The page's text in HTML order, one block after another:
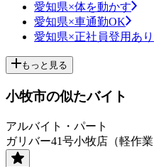
愛知県×体を動かす
愛知県×車通勤OK
愛知県×正社員登用あり
もっと見る
小牧市の似たバイト
アルバイト・パート
ガリバー41号小牧店（軽作